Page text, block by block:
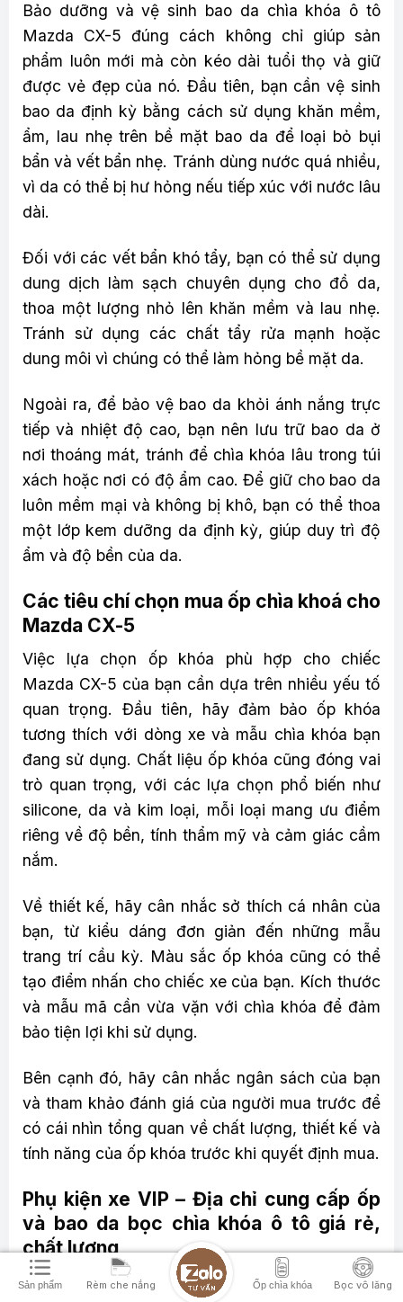
Bảo dưỡng và vệ sinh bao da chìa khóa ô tô
Mazda CX-5 đúng cách không chỉ giúp sản
phẩm luôn mới mà còn kéo dài tuổi thọ và giữ
được vẻ đẹp của nó. Đầu tiên, bạn cần vệ sinh
bao da định kỳ bằng cách sử dụng khăn mềm,
ẩm, lau nhẹ trên bề mặt bao da để loại bỏ bụi
bẩn và vết bẩn nhẹ. Tránh dùng nước quá nhiều,
vì da có thể bị hư hỏng nếu tiếp xúc với nước lâu
dài.
Đối với các vết bẩn khó tẩy, bạn có thể sử dụng
dung dịch làm sạch chuyên dụng cho đồ da,
thoa một lượng nhỏ lên khăn mềm và lau nhẹ.
Tránh sử dụng các chất tẩy rửa mạnh hoặc
dung môi vì chúng có thể làm hỏng bề mặt da.
Ngoài ra, để bảo vệ bao da khỏi ánh nắng trực
tiếp và nhiệt độ cao, bạn nên lưu trữ bao da ở
nơi thoáng mát, tránh để chìa khóa lâu trong túi
xách hoặc nơi có độ ẩm cao. Để giữ cho bao da
luôn mềm mại và không bị khô, bạn có thể thoa
một lớp kem dưỡng da định kỳ, giúp duy trì độ
ẩm và độ bền của da.
Các tiêu chí chọn mua ốp chìa khoá cho
Mazda CX-5
Việc lựa chọn ốp khóa phù hợp cho chiếc
Mazda CX-5 của bạn cần dựa trên nhiều yếu tố
quan trọng. Đầu tiên, hãy đảm bảo ốp khóa
tương thích với dòng xe và mẫu chìa khóa bạn
đang sử dụng. Chất liệu ốp khóa cũng đóng vai
trò quan trọng, với các lựa chọn phổ biến như
silicone, da và kim loại, mỗi loại mang ưu điểm
riêng về độ bền, tính thẩm mỹ và cảm giác cầm
nắm.
Về thiết kế, hãy cân nhắc sở thích cá nhân của
bạn, từ kiểu dáng đơn giản đến những mẫu
trang trí cầu kỳ. Màu sắc ốp khóa cũng có thể
tạo điểm nhấn cho chiếc xe của bạn. Kích thước
và mẫu mã cần vừa vặn với chìa khóa để đảm
bảo tiện lợi khi sử dụng.
Bên cạnh đó, hãy cân nhắc ngân sách của bạn
và tham khảo đánh giá của người mua trước để
có cái nhìn tổng quan về chất lượng, thiết kế và
tính năng của ốp khóa trước khi quyết định mua.
Phụ kiện xe VIP – Địa chỉ cung cấp ốp
và bao da bọc chìa khóa ô tô giá rẻ,
chất lượng
Phụ kiện xe VIP là một trong những địa chỉ uy
Sản phẩm Rèm che nắng Ốp chìa khóa Bọc vô lăng